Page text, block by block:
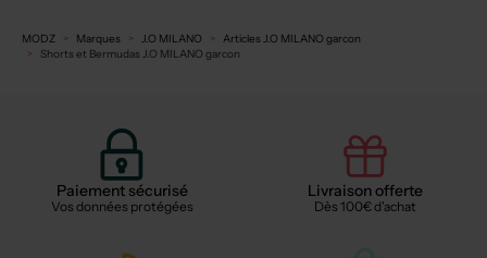
MODZ Marques J.O MILANO
Articles J.O MILANO garcon
Shorts et Bermudas J.O MILANO garcon
Paiement sécurisé
Vos données protégées
Livraison offerte
Dès 100€ d'achat